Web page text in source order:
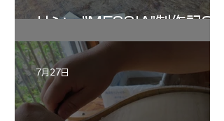
リン ”MESSIA"制作記33
7月27日